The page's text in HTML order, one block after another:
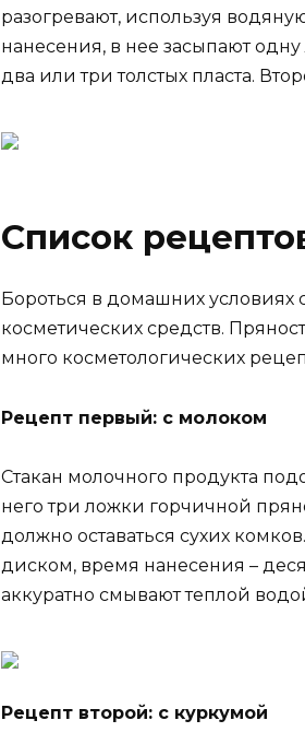
разогревают, используя
нанесения, в нее засыпают
два или три толстых пласта.
Список
Бороться в домашних
косметических средств.
много косметологических
Рецепт первый: с молоком
Стакан молочного продукта
него три ложки горчичной
должно оставаться сухих
диском, время нанесения –
аккуратно смывают теплой
Рецепт второй: с куркумой